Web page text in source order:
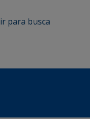
ir para busca